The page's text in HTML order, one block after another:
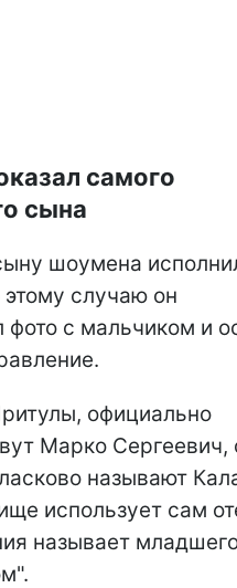
самого
сына
шоумена
случаю он
фото с мальчиком и
официально
Марко Сергеевич,
называют
использует сам
называет